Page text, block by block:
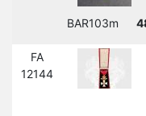
BAR103m
FA
12144